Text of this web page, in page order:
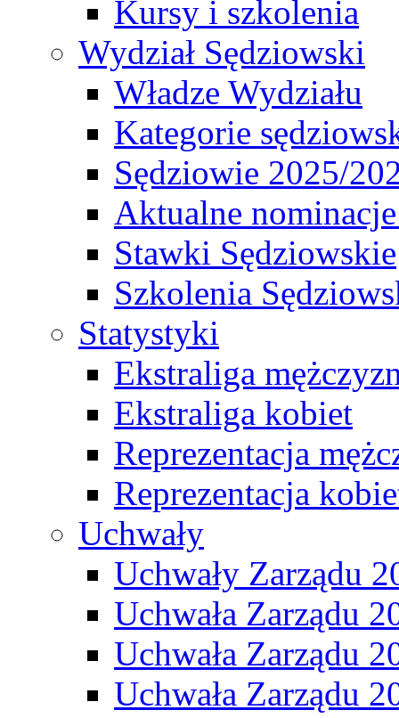
Kursy i szkolenia
Wydział Sędziowski
Władze Wydziału
Kategorie
Sędziowie 2025/
Aktualne
Stawki Sędziowskie
Szkolenia
Statystyki
Ekstraliga
Ekstraliga kobiet
Reprezentacja
Reprezentacja
Uchwały
Uchwały Zarządu
Uchwała Zarządu
Uchwała Zarządu
Uchwała Zarządu